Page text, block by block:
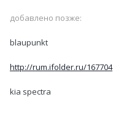
добавлено позже:
blaupunkt
http://rum.ifolder.ru/167704
kia spectra